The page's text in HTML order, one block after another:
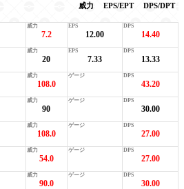
威力 EPS/EPT DPS/DPT
7.2 12.00 14.40
20 7.33 13.33
108.0 43.20
90 30.00
108.0 27.00
54.0 27.00
90.0 30.00